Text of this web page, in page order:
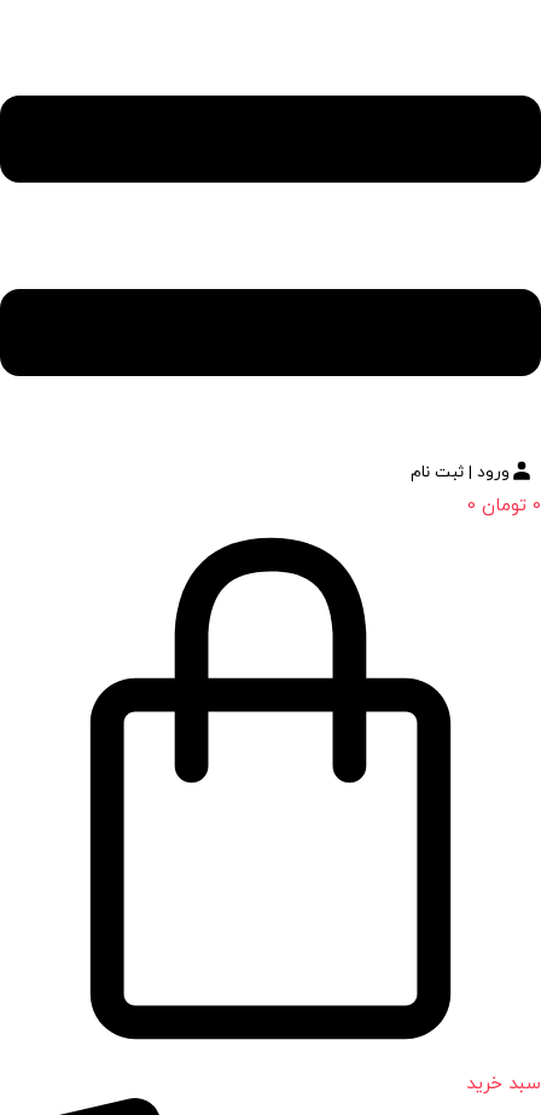
ورود | ثبت نام
0 تومان 0
سبد خرید